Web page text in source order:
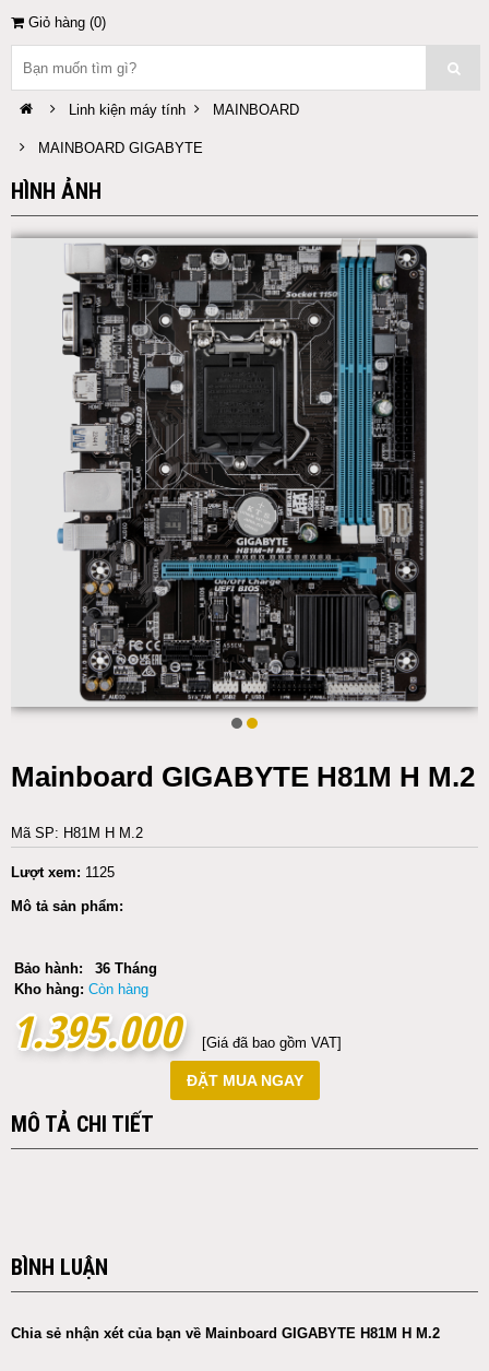
Giỏ hàng (0)
Linh kiện máy tính MAINBOARD
MAINBOARD GIGABYTE
HÌNH ẢNH
Mainboard GIGABYTE H81M H M.2
Mã SP: H81M H M.2
Lượt xem: 1125
Mô tả sản phẩm:
Bảo hành:
36 Tháng
Kho hàng: Còn hàng
1.395.000
1.395.000 [Giá đã bao gồm VAT]
ĐẶT MUA NGAY
MÔ TẢ CHI TIẾT
BÌNH LUẬN
Chia sẻ nhận xét của bạn về Mainboard GIGABYTE H81M H M.2